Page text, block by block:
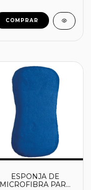
ESPONJA DE
MICROFIBRA PARA